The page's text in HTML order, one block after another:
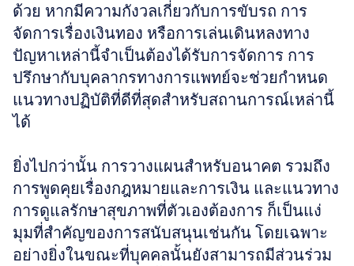
ด้วย หากมีความกังวลเกี่ยวกับการขับรถ การ
จัดการเรื่องเงินทอง หรือการเล่นเดินหลงทาง
ปัญหาเหล่านี้จำเป็นต้องได้รับการจัดการ การ
ปรึกษากับบุคลากรทางการแพทย์จะช่วยกำหนด
แนวทางปฏิบัติที่ดีที่สุดสำหรับสถานการณ์เหล่านี้
ได้
ยิ่งไปกว่านั้น การวางแผนสำหรับอนาคต รวมถึง
การพูดคุยเรื่องกฎหมายและการเงิน และแนวทาง
การดูแลรักษาสุขภาพที่ตัวเองต้องการ ก็เป็นแง่
มุมที่สำคัญของการสนับสนุนเช่นกัน โดยเฉพาะ
อย่างยิ่งในขณะที่บุคคลนั้นยังสามารถมีส่วนร่วม